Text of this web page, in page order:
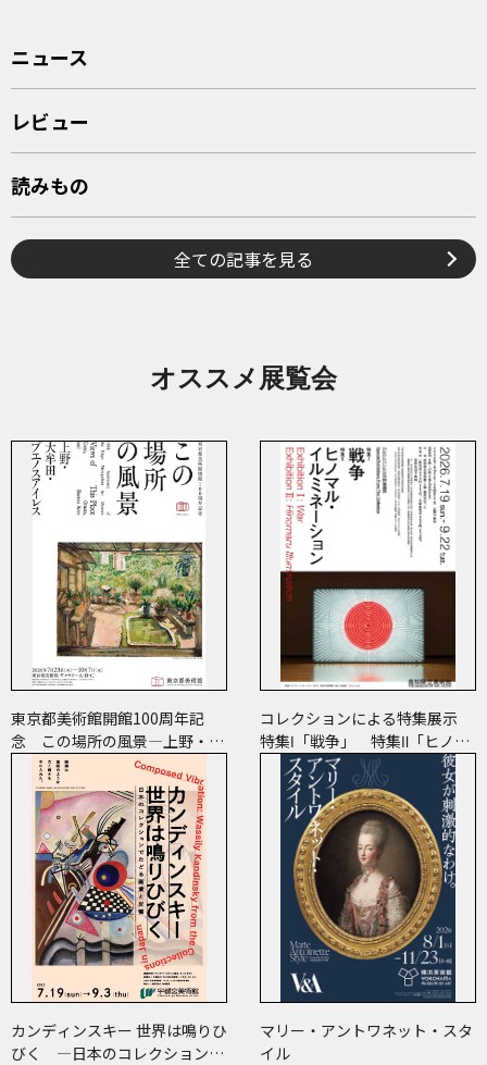
ニュース
レビュー
読みもの
全ての記事を見る
オススメ展覧会
東京都美術館開館100周年記
念 この場所の風景―上野・大
牟田・ブエノスアイレス
コレクションによる特集展示
特集Ⅰ「戦争」 特集Ⅱ「ヒノマ
ル・イルミネーション」
カンディンスキー 世界は鳴りひ
びく ―日本のコレクションで
マリー・アントワネット・スタ
イル